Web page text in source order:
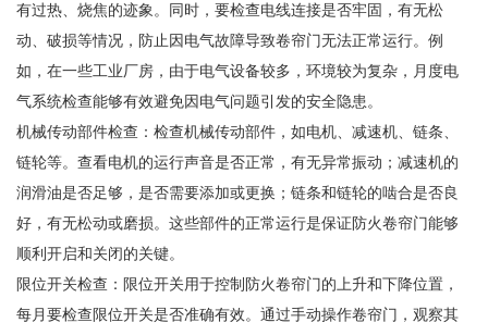
有过热、烧焦的迹象。同时，要检查电线连接是否牢固，有无松
动、破损等情况，防止因电气故障导致卷帘门无法正常运行。例
如，在一些工业厂房，由于电气设备较多，环境较为复杂，月度电
气系统检查能够有效避免因电气问题引发的安全隐患。
机械传动部件检查：检查机械传动部件，如电机、减速机、链条、
链轮等。查看电机的运行声音是否正常，有无异常振动；减速机的
润滑油是否足够，是否需要添加或更换；链条和链轮的啮合是否良
好，有无松动或磨损。这些部件的正常运行是保证防火卷帘门能够
顺利开启和关闭的关键。
限位开关检查：限位开关用于控制防火卷帘门的上升和下降位置，
每月要检查限位开关是否准确有效。通过手动操作卷帘门，观察其